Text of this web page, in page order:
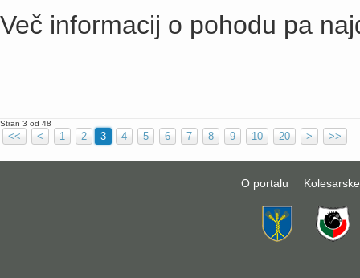
Več informacij o pohodu pa
Stran 3 od 48
<< < 1 2 3 4 5 6 7 8 9 10 20 > >>
O portalu